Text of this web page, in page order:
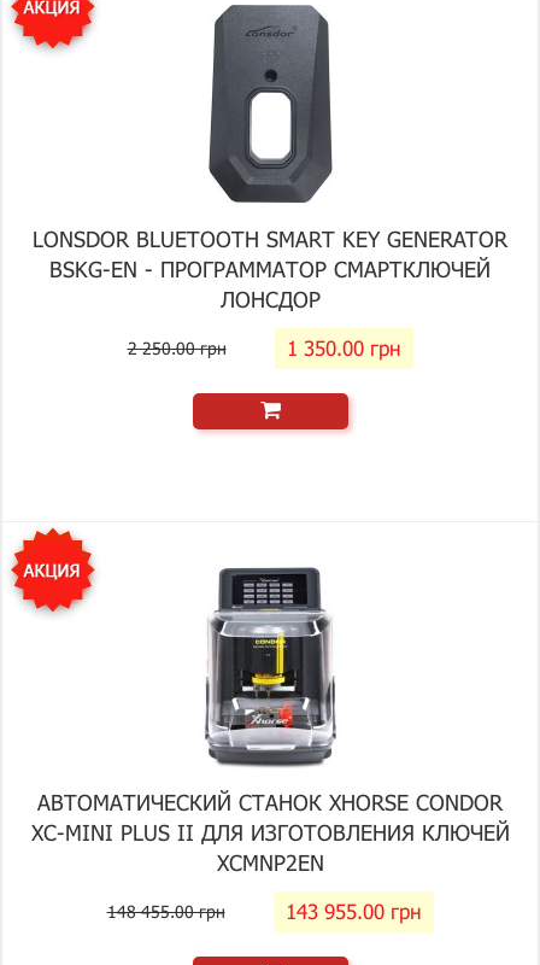
LONSDOR BLUETOOTH SMART KEY GENERATOR
BSKG-EN - ПРОГРАММАТОР СМАРТКЛЮЧЕЙ
ЛОНСДОР
2 250.00 грн 1 350.00 грн
АВТОМАТИЧЕСКИЙ СТАНОК XHORSE CONDOR
XC-MINI PLUS II ДЛЯ ИЗГОТОВЛЕНИЯ КЛЮЧЕЙ
XCMNP2EN
148 455.00 грн 143 955.00 грн